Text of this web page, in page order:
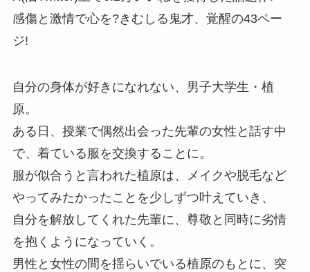
感傷と激情で心を?きむしる鬼才、覚醒の43ペー
ジ!
自分の身体が好きになれない、男子大学生・植
原。
ある日、授業で偶然出会った先輩の女性と話す中
で、着ている服を交換することに。
服が似合うと言われた植原は、メイクや脱毛など
やってみたかったことを少しずつ叶えていき、
自分を解放してくれた先輩に、尊敬と同時に劣情
を抱くようになっていく。
男性と女性の間を揺らいでいる植原のもとに、突